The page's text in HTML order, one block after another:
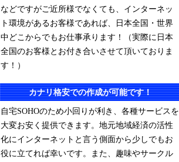
などですがご近所様でなくても、インターネッ
ト環境があるお客様であれば、日本全国・世界
中どこからでもお仕事承ります！（実際に日本
全国のお客様とお付き合いさせて頂いておりま
す！）
カナリ格安での作成が可能です！
自宅SOHOのため小回りが利き、各種サービスを
大変お安く提供できます。地元地域経済の活性
化にインターネットと言う側面から少しでもお
役に立てれば幸いです。また、趣味やサークル